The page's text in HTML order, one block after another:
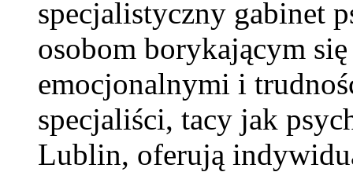
specjalistyczny gabinet
osobom borykającym
emocjonalnymi i
specjaliści, tacy jak
Lublin, oferują